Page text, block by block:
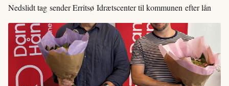
Nedslidt tag sender Erritsø Idrætscenter til kommunen efter lån